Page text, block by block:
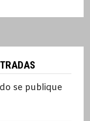
se publique